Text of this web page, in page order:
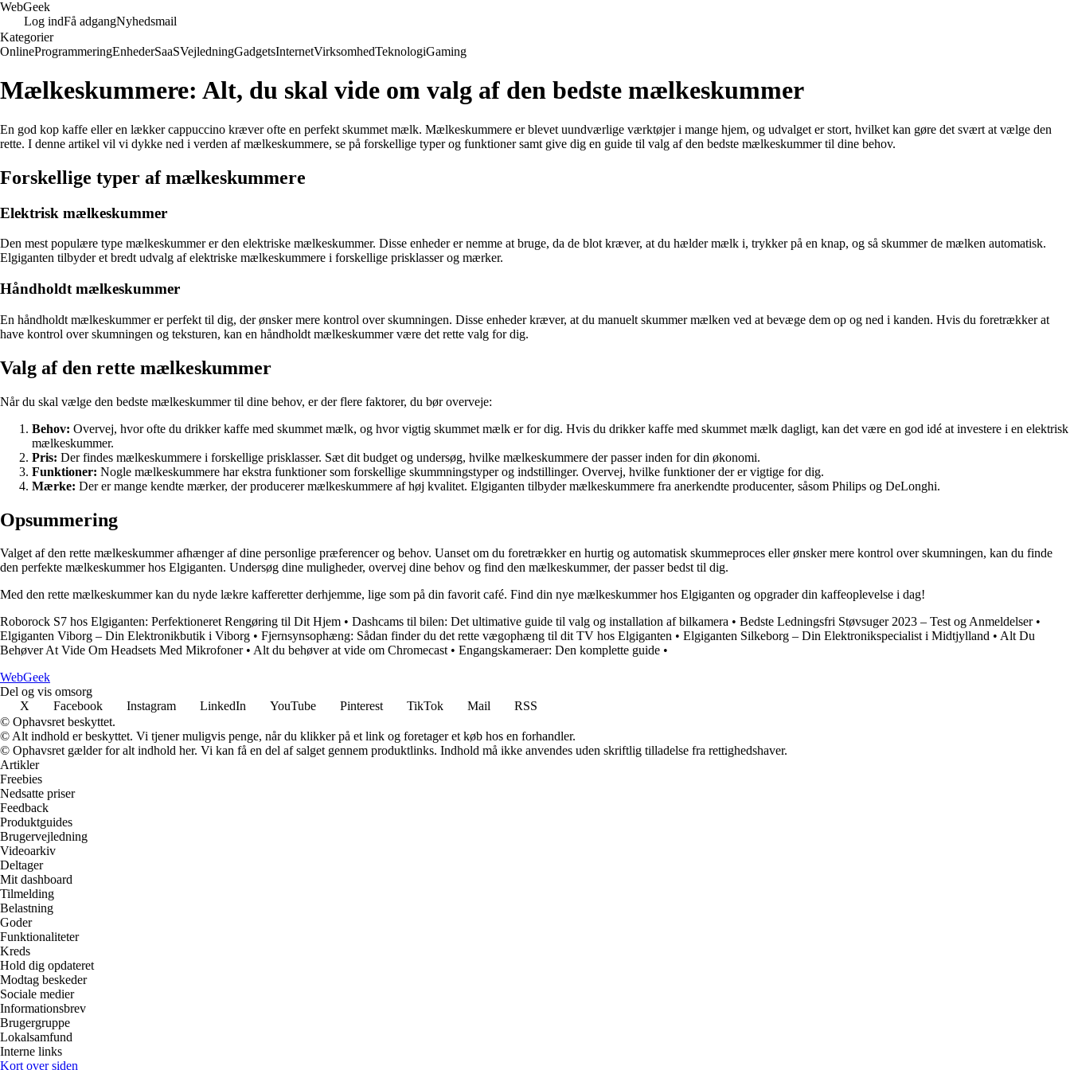
WebGeek
Log indFå adgangNyhedsmail
Kategorier
OnlineProgrammeringEnhederSaaSVejledningGadgetsInternetVirksomhedTeknologiGaming
Mælkeskummere: Alt, du skal vide om valg af den bedste mælkeskummer
En god kop kaffe eller en lækker cappuccino kræver ofte en perfekt skummet mælk. Mælkeskummere er blevet uundværlige værktøjer i mange hjem, og udvalget er stort, hvilket kan gøre det svært at vælge den
rette. I denne artikel vil vi dykke ned i verden af mælkeskummere, se på forskellige typer og funktioner samt give dig en guide til valg af den bedste mælkeskummer til dine behov.
Forskellige typer af mælkeskummere
Elektrisk mælkeskummer
Den mest populære type mælkeskummer er den elektriske mælkeskummer. Disse enheder er nemme at bruge, da de blot kræver, at du hælder mælk i, trykker på en knap, og så skummer de mælken automatisk.
Elgiganten tilbyder et bredt udvalg af elektriske mælkeskummere i forskellige prisklasser og mærker.
Håndholdt mælkeskummer
En håndholdt mælkeskummer er perfekt til dig, der ønsker mere kontrol over skumningen. Disse enheder kræver, at du manuelt skummer mælken ved at bevæge dem op og ned i kanden. Hvis du foretrækker at
have kontrol over skumningen og teksturen, kan en håndholdt mælkeskummer være det rette valg for dig.
Valg af den rette mælkeskummer
Når du skal vælge den bedste mælkeskummer til dine behov, er der flere faktorer, du bør overveje:
Behov: Overvej, hvor ofte du drikker kaffe med skummet mælk, og hvor vigtig skummet mælk er for dig. Hvis du drikker kaffe med skummet mælk dagligt, kan det være en god idé at investere i en elektrisk
mælkeskummer.
Pris: Der findes mælkeskummere i forskellige prisklasser. Sæt dit budget og undersøg, hvilke mælkeskummere der passer inden for din økonomi.
Funktioner: Nogle mælkeskummere har ekstra funktioner som forskellige skummningstyper og indstillinger. Overvej, hvilke funktioner der er vigtige for dig.
Mærke: Der er mange kendte mærker, der producerer mælkeskummere af høj kvalitet. Elgiganten tilbyder mælkeskummere fra anerkendte producenter, såsom Philips og DeLonghi.
Opsummering
Valget af den rette mælkeskummer afhænger af dine personlige præferencer og behov. Uanset om du foretrækker en hurtig og automatisk skummeproces eller ønsker mere kontrol over skumningen, kan du finde
den perfekte mælkeskummer hos Elgiganten. Undersøg dine muligheder, overvej dine behov og find den mælkeskummer, der passer bedst til dig.
Med den rette mælkeskummer kan du nyde lækre kafferetter derhjemme, lige som på din favorit café. Find din nye mælkeskummer hos Elgiganten og opgrader din kaffeoplevelse i dag!
Roborock S7 hos Elgiganten: Perfektioneret Rengøring til Dit Hjem • Dashcams til bilen: Det ultimative guide til valg og installation af bilkamera • Bedste Ledningsfri Støvsuger 2023 – Test og Anmeldelser•
Elgiganten Viborg – Din Elektronikbutik i Viborg • Fjernsynsophæng: Sådan finder du det rette vægophæng til dit TV hos Elgiganten • Elgiganten Silkeborg – Din Elektronikspecialist i Midtjylland • Alt Du
Behøver At Vide Om Headsets Med Mikrofoner• Alt du behøver at vide om Chromecast• Engangskameraer: Den komplette guide •
WebGeek
Del og vis omsorg
X
Facebook Instagram LinkedIn YouTube Pinterest TikTok Mail
RSS
© Ophavsret beskyttet.
© Alt indhold er beskyttet. Vi tjener muligvis penge, når du klikker på et link og foretager et køb hos en forhandler.
© Ophavsret gælder for alt indhold her. Vi kan få en del af salget gennem produktlinks. Indhold må ikke anvendes uden skriftlig tilladelse fra rettighedshaver.
Artikler
Freebies
Nedsatte priser
Feedback
Produktguides
Brugervejledning
Videoarkiv
Deltager
Mit dashboard
Tilmelding
Belastning
Goder
Funktionaliteter
Kreds
Hold dig opdateret
Modtag beskeder
Sociale medier
Informationsbrev
Brugergruppe
Lokalsamfund
Interne links
Kort over siden